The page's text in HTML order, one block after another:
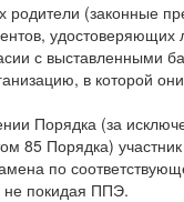
родители (законные
удостоверяющих
с выставленными
в которой
Порядка (за
85 Порядка)
по
не покидая ППЭ.